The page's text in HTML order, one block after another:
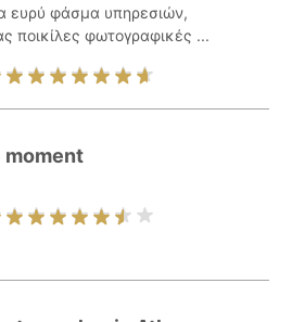
ευρύ φάσμα υπηρεσιών,
ποικίλες φωτογραφικές ...
moment